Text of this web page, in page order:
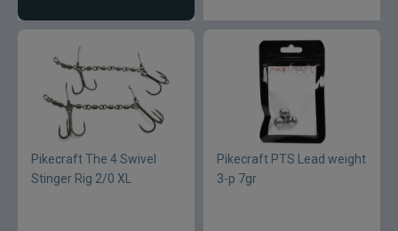
Pikecraft The 4 Swivel
Stinger Rig 2/0 XL
Pikecraft PTS Lead weight
3-p 7gr